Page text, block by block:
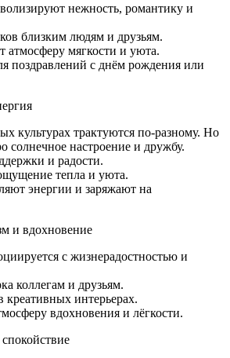
нежность, романтику и
близким людям и друзьям.
атмосферу мягкости и уюта.
поздравлений с днём рождения или
культурах трактуются по-разному. Но
солнечное настроение и дружбу.
и радости.
тепла и уюта.
энергии и заряжают на
и вдохновение
с жизнерадостностью и
коллегам и друзьям.
креативных интерьерах.
вдохновения и лёгкости.